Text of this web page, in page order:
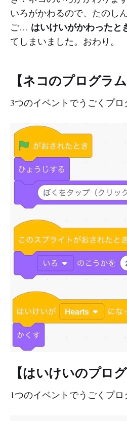
いろがかわるので、たのし
ご… はいけいがかわったと
てしまいました。おわり。
【ネコのプログラム
3つのイベントでうごくプロ
【はいけいのプログ
1つのイベントでうごくプロ